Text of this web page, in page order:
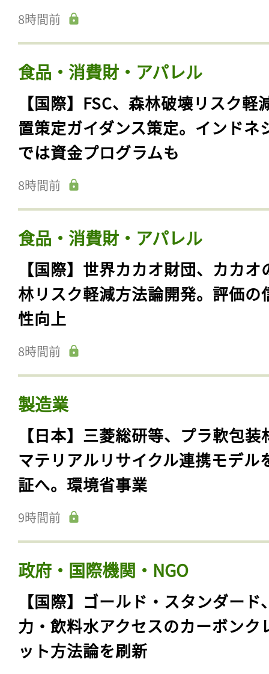
8時間前
食品・消費財・アパレル
【国際】FSC、森林破壊リスク軽
置策定ガイダンス策定。インドネ
では資金プログラムも
8時間前
食品・消費財・アパレル
【国際】世界カカオ財団、カカオ
林リスク軽減方法論開発。評価の
性向上
8時間前
製造業
【日本】三菱総研等、プラ軟包装
マテリアルリサイクル連携モデル
証へ。環境省事業
9時間前
政府・国際機関・NGO
【国際】ゴールド・スタンダード
力・飲料水アクセスのカーボンク
ット方法論を刷新